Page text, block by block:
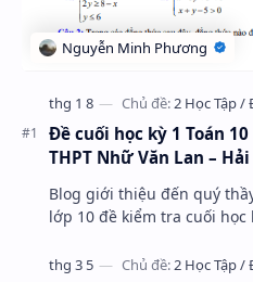
Đề cuối học kỳ 1 Toán
THPT Nhữ Văn Lan –
Blog giới thiệu đến quý
lớp 10 đề kiểm tra cuối học